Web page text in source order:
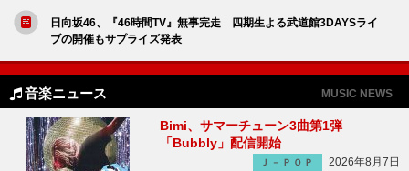
日向坂46、『46時間TV』無事完走 四期生よる武道館3DAYSライ
ブの開催もサプライズ発表
音楽ニュース MUSIC NEWS
Bimi、サマーチューン3曲第1弾
「Bubbly」配信開始
Ｊ－ＰＯＰ
2026年8月7日